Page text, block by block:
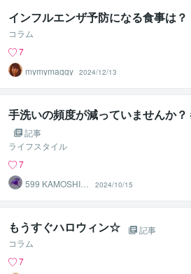
インフルエンザ予防になる食事は？
コラム
7
mymymaggy 2024/12/13
手洗いの頻度が減っていませんか？
記事
ライフスタイル
7
599 KAMOSHIK
2024/10/15
もうすぐハロウィン☆
記事
コラム
7